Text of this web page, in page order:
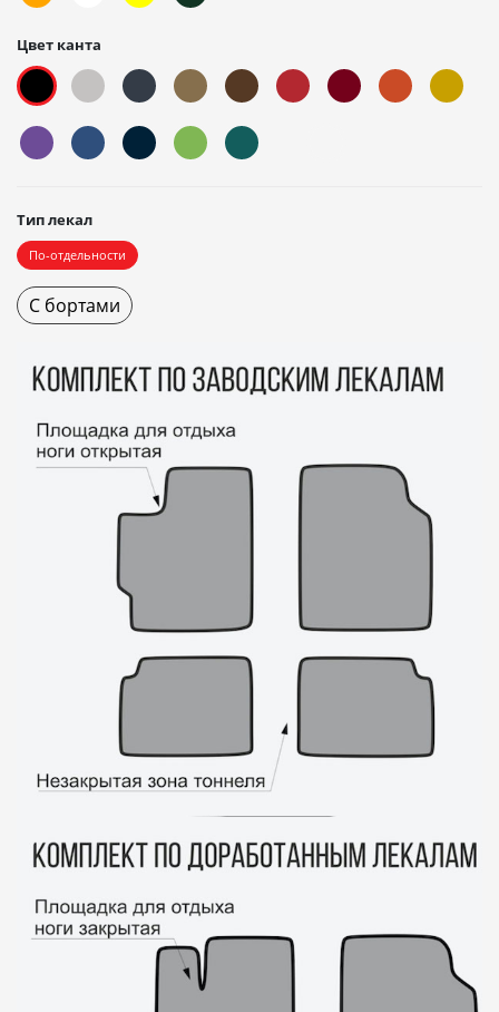
Цвет канта
Тип лекал
По-отдельности
С бортами